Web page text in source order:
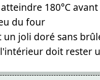
180°C
du four
un joli doré sans
doit rester